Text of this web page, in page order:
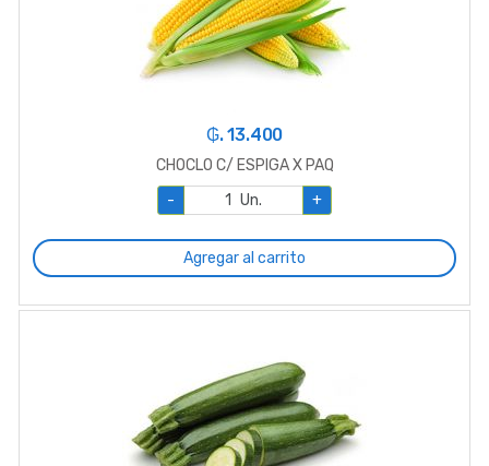
₲. 13.400
CHOCLO C/ ESPIGA X PAQ
-
Un. +
Agregar al carrito